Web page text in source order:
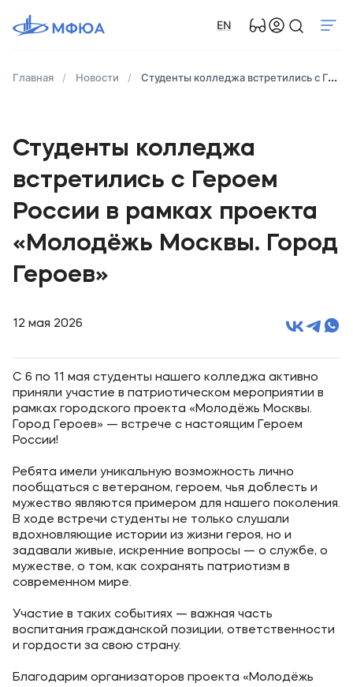
EN
Главная Новости Студенты колледжа встретились с Героем России в рамках проекта «Молодёжь Мо​сквы. Город Героев»
Студенты колледжа
встретились с Героем
России в рамках проекта
«Молодёжь Мо​сквы. Город
Героев»
12 мая 2026
С 6 по 11 мая студенты нашего колледжа активно
приняли участие в патриотическом мероприятии в
рамках городского проекта «Молодёжь Москвы.
Город Героев» — встрече с настоящим Героем
России!
Ребята имели уникальную возможность лично
пообщаться с ветераном, героем, чья доблесть и
мужество являются примером для нашего поколения.
В ходе встречи студенты не только слушали
вдохновляющие истории из жизни героя, но и
задавали живые, искренние вопросы — о службе, о
мужестве, о том, как сохранять патриотизм в
современном мире.
Участие в таких событиях — важная часть
воспитания гражданской позиции, ответственности
и гордости за свою страну.
Благодарим организаторов проекта «Молодёжь